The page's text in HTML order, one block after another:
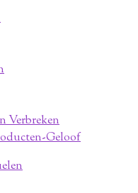
Verbreken
Geloof